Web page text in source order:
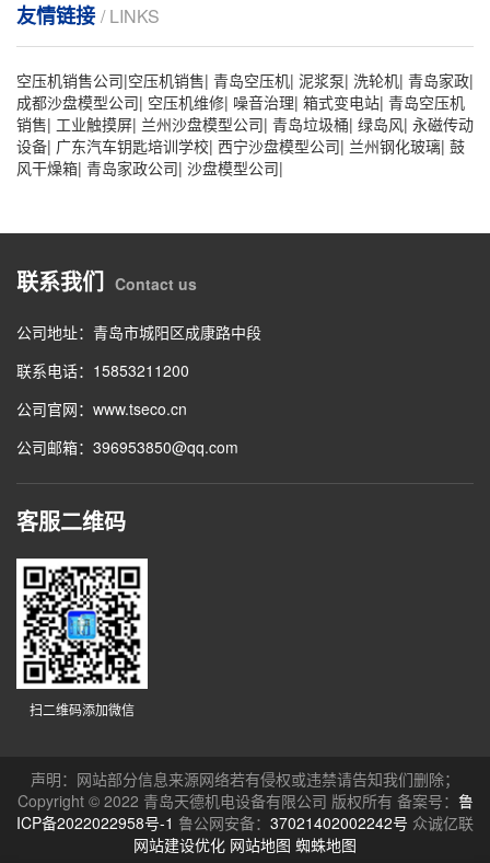
友情链接 / LINKS
空压机销售公司|空压机销售| 青岛空压机| 泥浆泵| 洗轮机| 青岛家政|
成都沙盘模型公司| 空压机维修| 噪音治理| 箱式变电站| 青岛空压机
销售| 工业触摸屏| 兰州沙盘模型公司| 青岛垃圾桶| 绿岛风| 永磁传动
设备| 广东汽车钥匙培训学校| 西宁沙盘模型公司| 兰州钢化玻璃| 鼓
风干燥箱| 青岛家政公司| 沙盘模型公司|
联系我们 Contact us
公司地址：青岛市城阳区成康路中段
联系电话： 15853211200
公司官网：www.tseco.cn
公司邮箱：396953850@qq.com
客服二维码
扫二维码添加微信
声明：网站部分信息来源网络若有侵权或违禁请告知我们删除；
Copyright © 2022 青岛天德机电设备有限公司 版权所有 备案号： 鲁
ICP备2022022958号-1 鲁公网安备： 37021402002242号 众诚亿联
网站建设优化 网站地图 蜘蛛地图